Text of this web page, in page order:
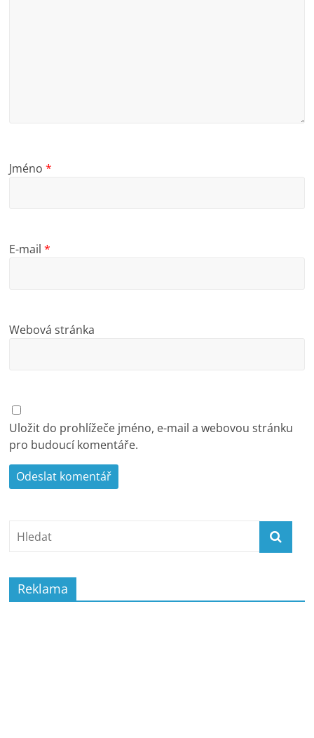
Jméno*
E-mail*
Webová stránka
Uložit do prohlížeče jméno, e-mail a webovou stránku
pro budoucí komentáře.
Reklama